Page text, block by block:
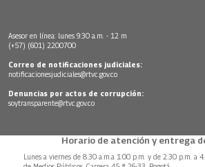
Asesor en línea: lunes 9:30 a.m. - 12 m
(+57) (601) 2200700
Correo de notificaciones judiciales:
notificacionesjudiciales@rtvc.gov.co
Denuncias por actos de corrupción:
soytransparente@rtvc.gov.co
Horario de atención y entrega
Lunes a viernes de 8:30 a.m.a 1:00 p.m. y de 2:30 p.m. a